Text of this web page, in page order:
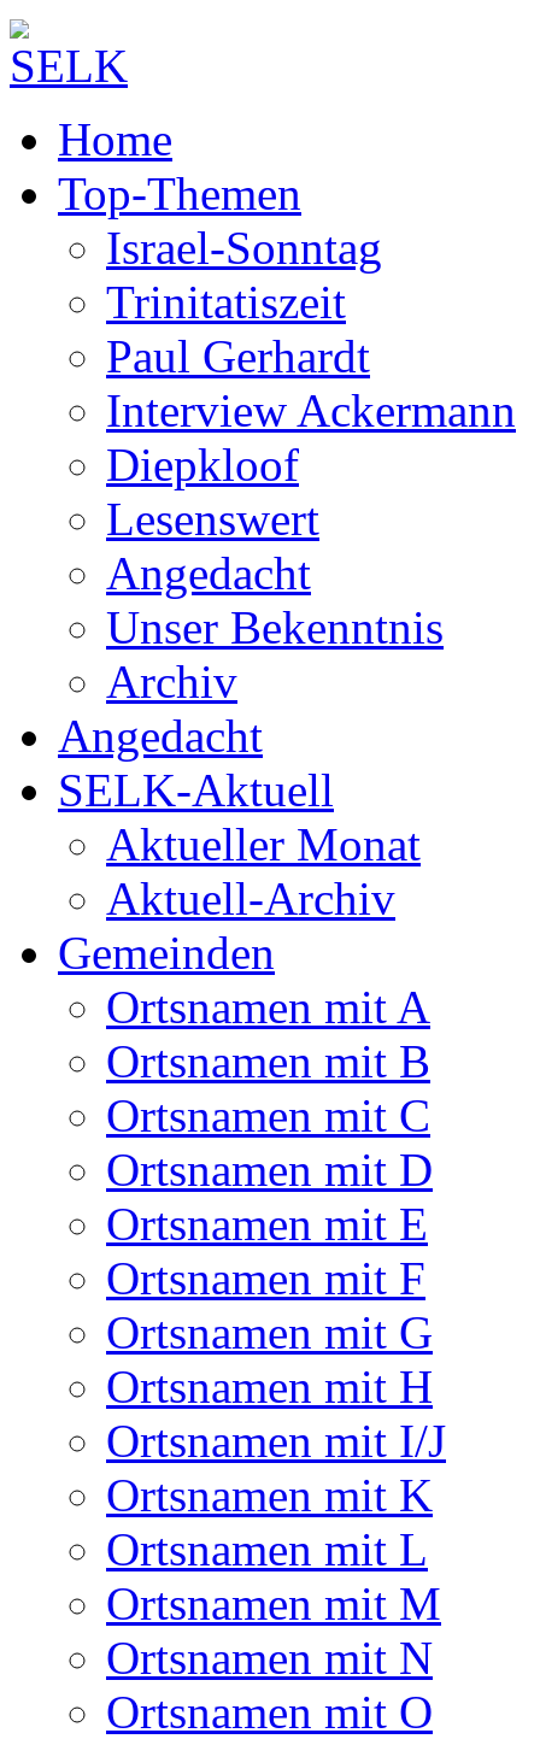
Home
Top-Themen
Israel-Sonntag
Trinitatiszeit
Paul Gerhardt
Interview Ackermann
Diepkloof
Lesenswert
Angedacht
Unser Bekenntnis
Archiv
Angedacht
SELK-Aktuell
Aktueller Monat
Aktuell-Archiv
Gemeinden
Ortsnamen mit A
Ortsnamen mit B
Ortsnamen mit C
Ortsnamen mit D
Ortsnamen mit E
Ortsnamen mit F
Ortsnamen mit G
Ortsnamen mit H
Ortsnamen mit I/J
Ortsnamen mit K
Ortsnamen mit L
Ortsnamen mit M
Ortsnamen mit N
Ortsnamen mit O